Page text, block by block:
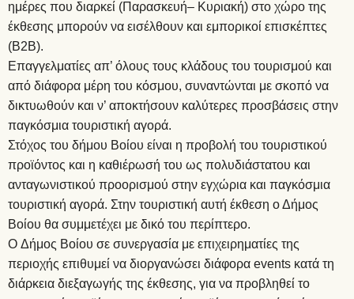
ημέρες που διαρκεί (Παρασκευή– Κυριακή) στο χώρο της
έκθεσης μπορούν να εισέλθουν και εμπορικοί επισκέπτες
(Β2Β).
Επαγγελματίες απ’ όλους τους κλάδους του τουρισμού και
από διάφορα μέρη του κόσμου, συναντώνται με σκοπό να
δικτυωθούν και ν’ αποκτήσουν καλύτερες προσβάσεις στην
παγκόσμια τουριστική αγορά.
Στόχος του δήμου Βοίου είναι η προβολή του τουριστικού
προϊόντος και η καθιέρωσή τoυ ως πολυδιάστατου και
ανταγωνιστικού προορισμού στην εγχώρια και παγκόσμια
τουριστική αγορά. Στην τουριστική αυτή έκθεση ο Δήμος
Βοίου θα συμμετέχει με δικό του περίπτερο.
O Δήμος Βοίου σε συνεργασία με επιχειρηματίες της
περιοχής επιθυμεί να διοργανώσει διάφορα events κατά τη
διάρκεια διεξαγωγής της έκθεσης, για να προβληθεί το